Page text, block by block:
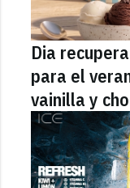
Dia
para el
vainilla y